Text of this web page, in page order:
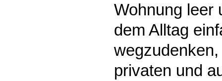
Wohnung leer
dem Alltag
privaten und